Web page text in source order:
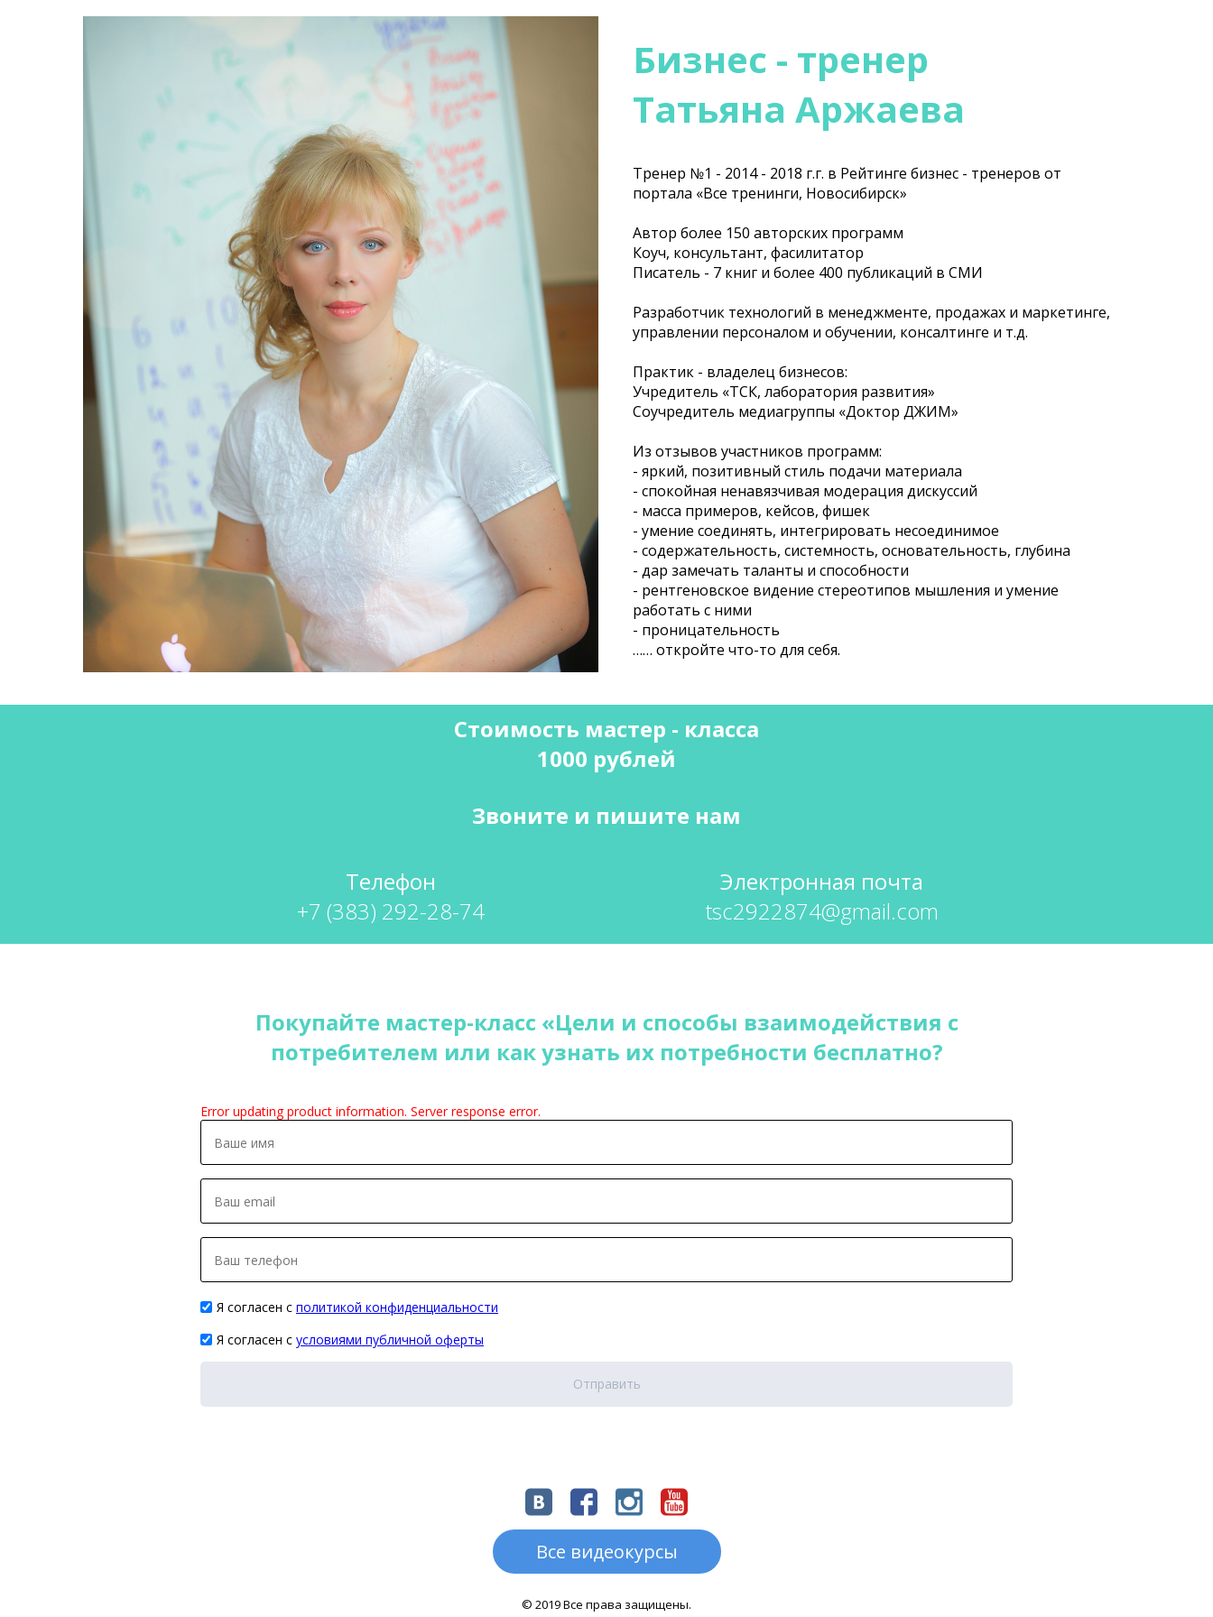
Бизнес - тренер
Татьяна Аржаева
Тренер №1 - 2014 - 2018 г.г. в Рейтинге бизнес - тренеров от
портала «Все тренинги, Новосибирск»
Автор более 150 авторских программ
Коуч, консультант, фасилитатор
Писатель - 7 книг и более 400 публикаций в СМИ
Разработчик технологий в менеджменте, продажах и маркетинге,
управлении персоналом и обучении, консалтинге и т.д.
Практик - владелец бизнесов:
Учредитель «ТСК, лаборатория развития»
Соучредитель медиагруппы «Доктор ДЖИМ»
Из отзывов участников программ:
- яркий, позитивный стиль подачи материала
- спокойная ненавязчивая модерация дискуссий
- масса примеров, кейсов, фишек
- умение соединять, интегрировать несоединимое
- содержательность, системность, основательность, глубина
- дар замечать таланты и способности
- рентгеновское видение стереотипов мышления и умение
работать с ними
- проницательность
…… откройте что-то для себя.
Стоимость мастер - класса
1000 рублей
Звоните и пишите нам
Телефон
+7 (383) 292-28-74
Электронная почта
tsc2922874@gmail.com
Покупайте мастер-класс «Цели и способы взаимодействия с
потребителем или как узнать их потребности бесплатно?
Error updating product information. Server response error.
Я согласен с политикой конфиденциальности
Я согласен с условиями публичной оферты
Отправить
7 0 1 a
Все видеокурсы
© 2019 Все права защищены.